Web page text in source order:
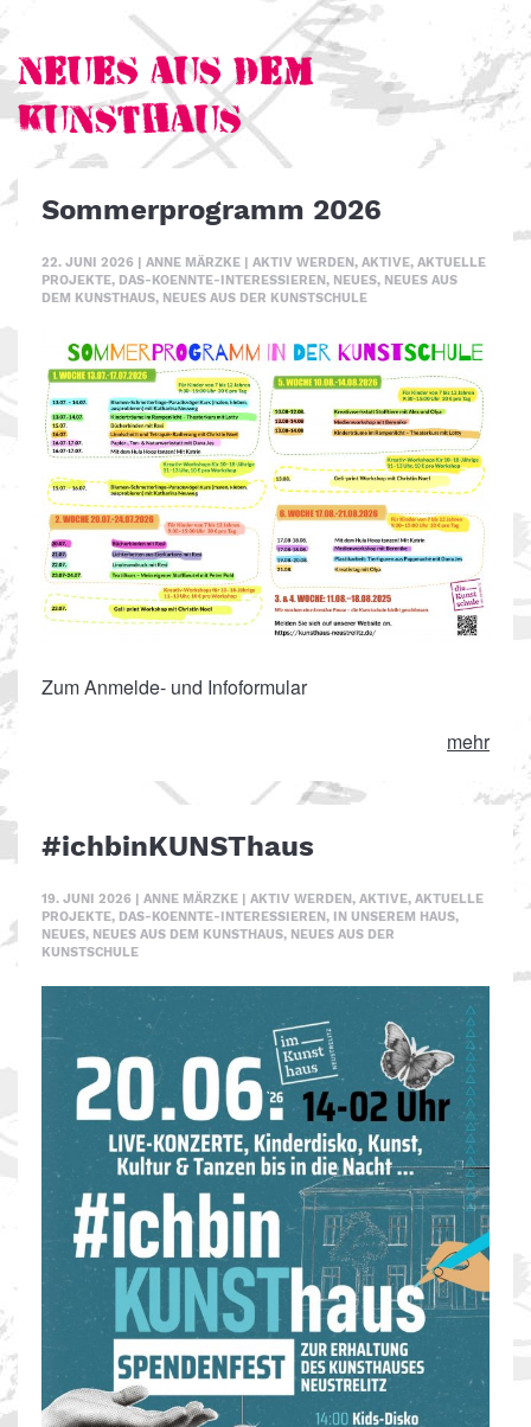
Neues aus dem
Kunsthaus
Sommerprogramm 2026
22. JUNI 2026 ANNE MÄRZKE AKTIV WERDEN, AKTIVE, AKTUELLE
PROJEKTE, DAS-KOENNTE-INTERESSIEREN, NEUES, NEUES AUS
DEM KUNSTHAUS, NEUES AUS DER KUNSTSCHULE
Zum Anmelde- und Infoformular
mehr
#ichbinKUNSThaus
19. JUNI 2026 ANNE MÄRZKE AKTIV WERDEN, AKTIVE, AKTUELLE
PROJEKTE, DAS-KOENNTE-INTERESSIEREN, IN UNSEREM HAUS,
NEUES, NEUES AUS DEM KUNSTHAUS, NEUES AUS DER
KUNSTSCHULE